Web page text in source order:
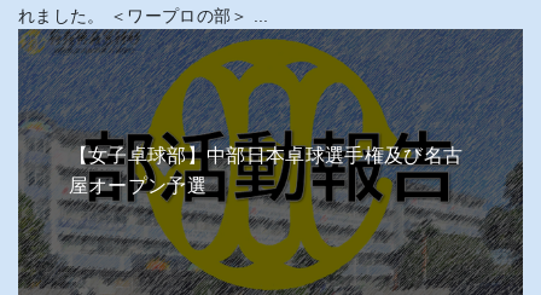
れました。 ＜ワープロの部＞ ...
【女子卓球部】中部日本卓球選手権及び名古
屋オープン予選